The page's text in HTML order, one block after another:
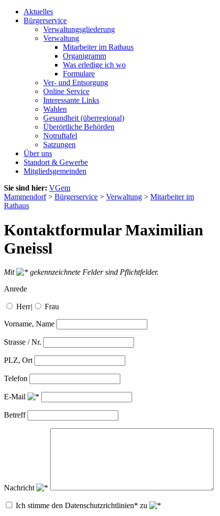
Aktuelles
Bürgerservice
Verwaltungsgliederung
Verwaltung
Mitarbeiter im Rathaus
Organigramm
Was erledige ich wo
Formulare
Ver- und Entsorgung
Online Service
Interessante Links
Wahlen
Gesundheit (überregional)
Überörtliche Behörden
Notruftafel
Satzungen
Über uns
Standort & Gewerbe
Mitgliedsgemeinden
Sie sind hier: VGem
Mammendorf> Bürgerservice > Verwaltung > Mitarbeiter im
Rathaus
Kontaktformular Maximilian
Gneissl
Mit
gekennzeichnete Felder sind Pflichtfelder.
Anrede
Herr| Frau
Vorname, Name
Strasse / Nr.
PLZ, Ort
Telefon
E-Mail
Betreff
Nachricht
Ich stimme den Datenschutzrichtlinien* zu